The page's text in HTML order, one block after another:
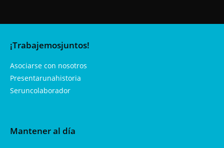
¡Trabajemosjuntos!
Asociarse con nosotros
Presentarunahistoria
Seruncolaborador
Mantener al día